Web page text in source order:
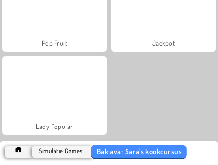
Pop Fruit Jackpot
Lady Popular
Simulatie Games Baklava: Sara's kookcursus